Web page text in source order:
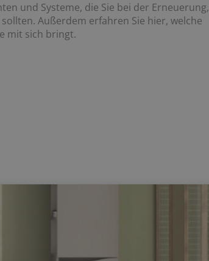
und Systeme, die Sie bei der Erneuerung,
Außerdem erfahren Sie hier, welche
mit sich bringt.